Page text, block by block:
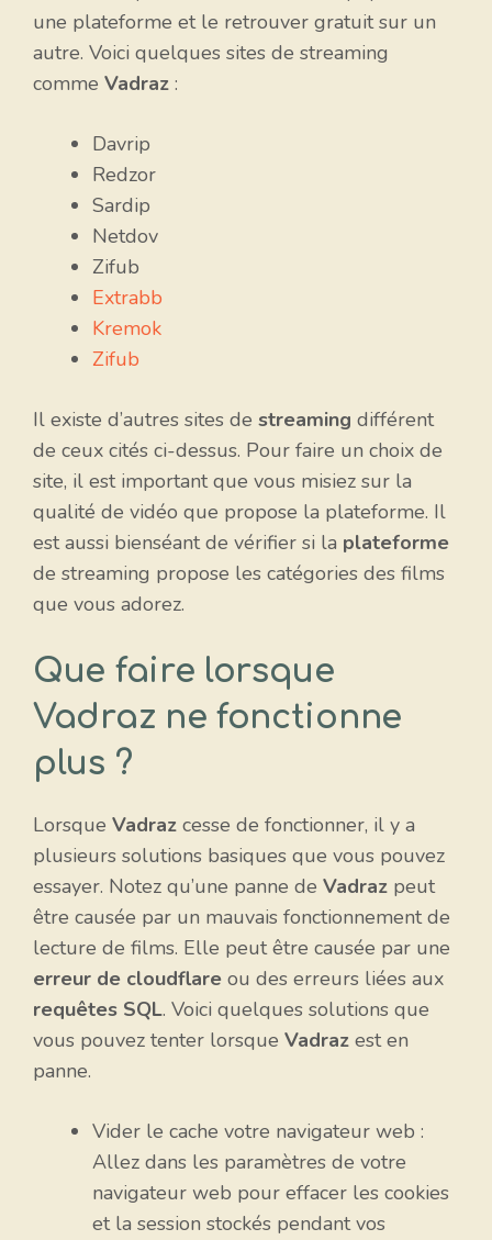
une plateforme et le retrouver gratuit sur un
autre. Voici quelques sites de streaming
comme Vadraz :
Davrip
Redzor
Sardip
Netdov
Zifub
Extrabb
Kremok
Zifub
Il existe d’autres sites de streaming différent
de ceux cités ci-dessus. Pour faire un choix de
site, il est important que vous misiez sur la
qualité de vidéo que propose la plateforme. Il
est aussi bienséant de vérifier si la plateforme
de streaming propose les catégories des films
que vous adorez.
Que faire lorsque
Vadraz ne fonctionne
plus ?
Lorsque Vadraz cesse de fonctionner, il y a
plusieurs solutions basiques que vous pouvez
essayer. Notez qu’une panne de Vadraz peut
être causée par un mauvais fonctionnement de
lecture de films. Elle peut être causée par une
erreur de cloudflare ou des erreurs liées aux
requêtes SQL. Voici quelques solutions que
vous pouvez tenter lorsque Vadraz est en
panne.
Vider le cache votre navigateur web :
Allez dans les paramètres de votre
navigateur web pour effacer les cookies
et la session stockés pendant vos